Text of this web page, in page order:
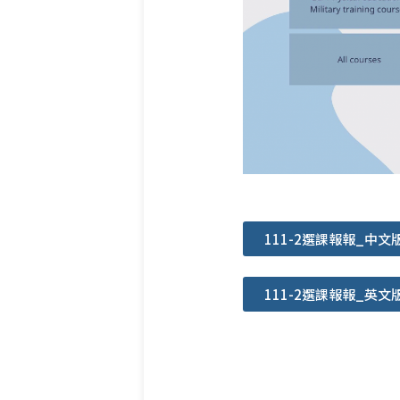
111-2選課報報_中文
111-2選課報報_英文